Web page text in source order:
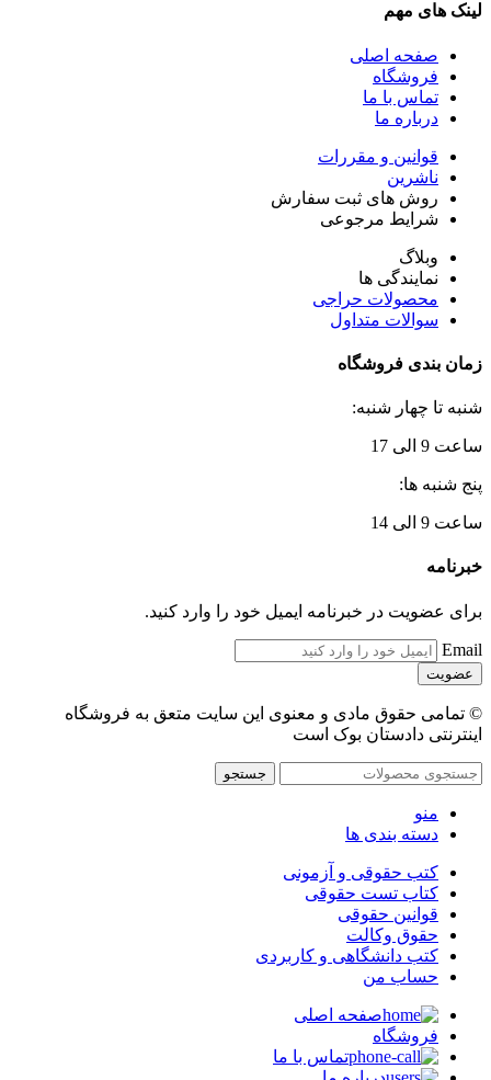
لینک های مهم
صفحه اصلی
فروشگاه
تماس با ما
درباره ما
قوانین و مقررات
ناشرین
روش های ثبت سفارش
شرایط مرجوعی
وبلاگ
نمایندگی ها
محصولات حراجی
سوالات متداول
زمان بندی فروشگاه
شنبه تا چهار شنبه:
ساعت 9 الی 17
پنج شنبه ها:
ساعت 9 الی 14
خبرنامه
برای عضویت در خبرنامه ایمیل خود را وارد کنید.
Email
© تمامی حقوق مادی و معنوی این سایت متعق به فروشگاه
اینترنتی دادستان بوک است
جستجو
منو
دسته بندی ها
کتب حقوقی و آزمونی
کتاب تست حقوقی
قوانین حقوقی
حقوق وکالت
کتب دانشگاهی و کاربردی
حساب من
صفحه اصلی
فروشگاه
تماس با ما